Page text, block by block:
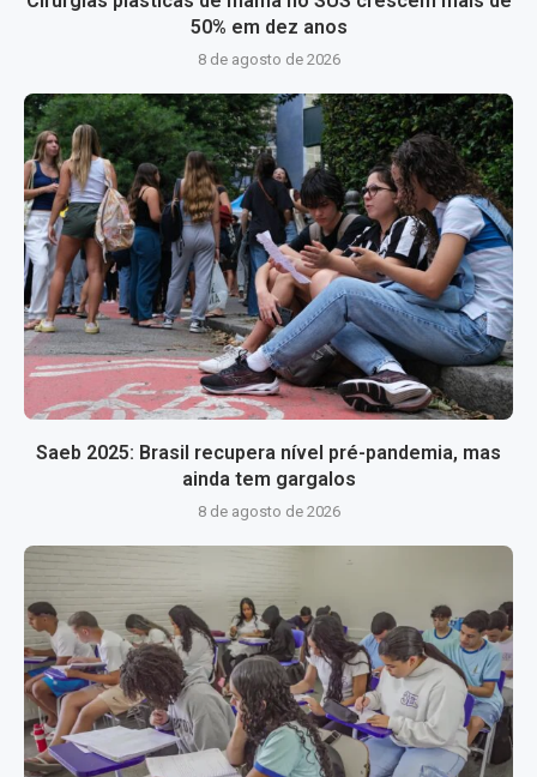
50% em dez anos
8 de agosto de 2026
Saeb 2025: Brasil recupera nível pré-pandemia, mas
ainda tem gargalos
8 de agosto de 2026